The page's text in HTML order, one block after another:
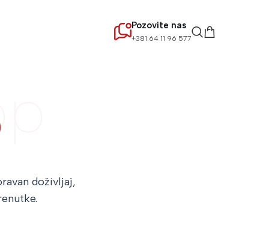
Pozovite nas
+381 64 11 96 577
doživljaj,